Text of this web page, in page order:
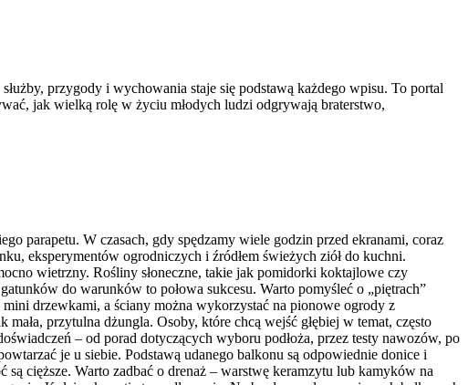
przygody i wychowania staje się podstawą każdego wpisu. To portal
jak wielką rolę w życiu młodych ludzi odgrywają braterstwo,
parapetu. W czasach, gdy spędzamy wiele godzin przed ekranami, coraz
eksperymentów ogrodniczych i źródłem świeżych ziół do kuchni.
wietrzny. Rośliny słoneczne, takie jak pomidorki koktajlowe czy
do warunków to połowa sukcesu. Warto pomyśleć o „piętrach”
drzewkami, a ściany można wykorzystać na pionowe ogrody z
przytulna dżungla. Osoby, które chcą wejść głębiej w temat, często
– od porad dotyczących wyboru podłoża, przez testy nawozów, po
je u siebie. Podstawą udanego balkonu są odpowiednie donice i
cięższe. Warto zadbać o drenaż – warstwę keramzytu lub kamyków na